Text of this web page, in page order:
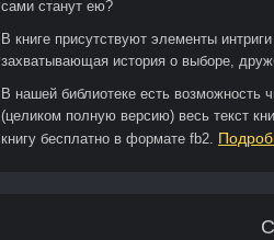
сами станут ею?
В книге присутствуют элементы
захватывающая история о выборе,
В нашей библиотеке есть возможность
(целиком полную версию) весь текст
книгу бесплатно в формате fb2.